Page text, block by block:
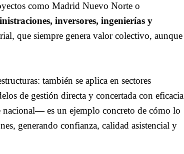
como Madrid Nuevo Norte o
inversores, ingenierías y
que siempre genera valor colectivo, aunque
también se aplica en sectores
de gestión directa y concertada con eficacia
es un ejemplo concreto de cómo lo
generando confianza, calidad asistencial y